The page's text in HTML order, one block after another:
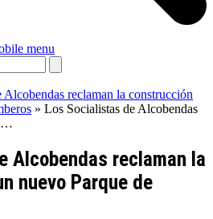
menu
Alcobendas reclaman la construcción
» Los Socialistas de Alcobendas
Alcobendas reclaman la
nuevo Parque de